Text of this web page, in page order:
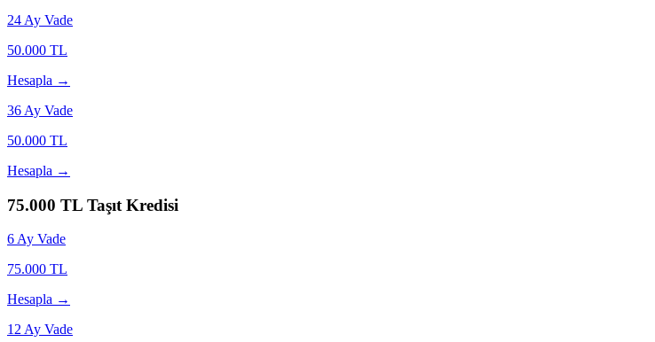
24 Ay Vade
50.000 TL
Hesapla →
36 Ay Vade
50.000 TL
Hesapla →
75.000 TL Taşıt Kredisi
6 Ay Vade
75.000 TL
Hesapla →
12 Ay Vade